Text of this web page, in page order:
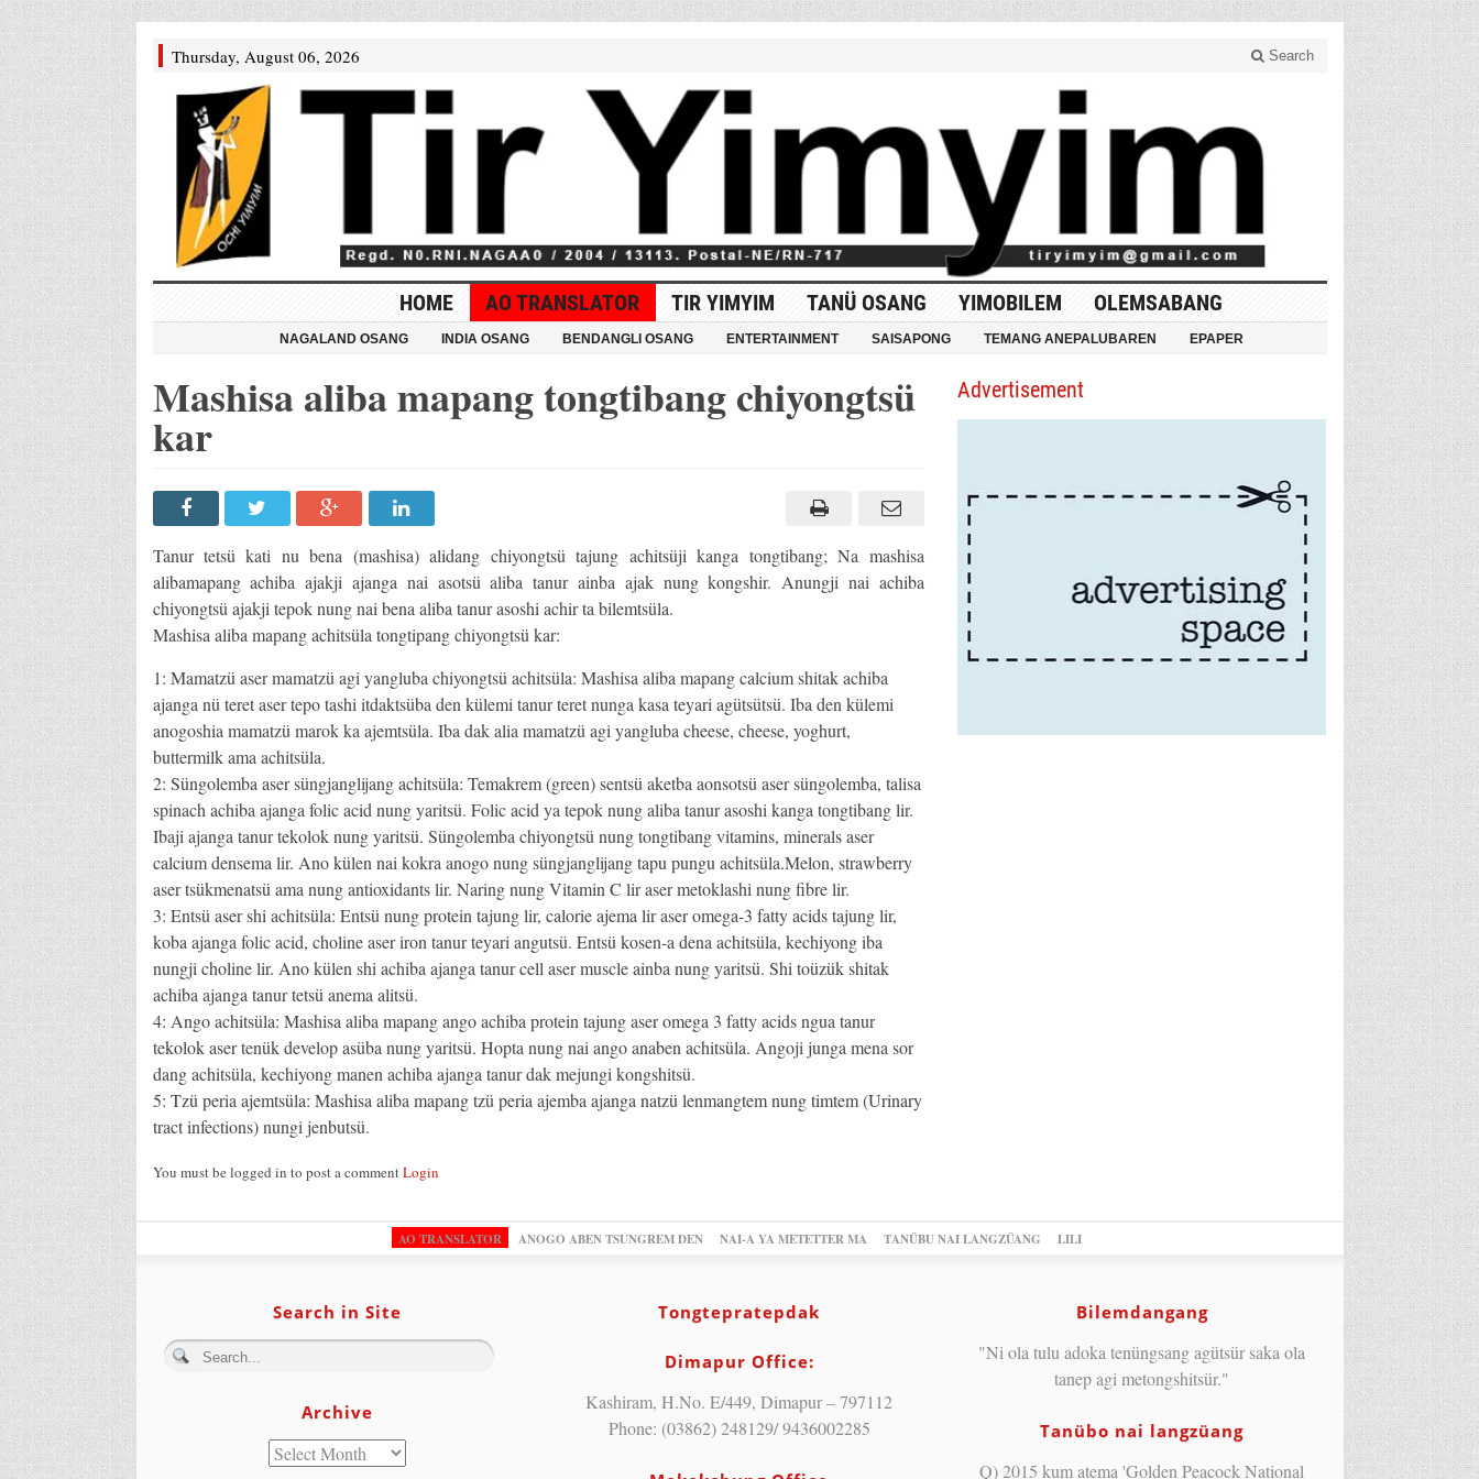
Thursday, August 06, 2026 Search
HOME AO TRANSLATOR TIR YIMYIM TANÜ OSANG YIMOBILEM OLEMSABANG
NAGALAND OSANG INDIA OSANG BENDANGLI OSANG ENTERTAINMENT SAISAPONG TEMANG ANEPALUBAREN EPAPER
Mashisa aliba mapang tongtibang chiyongtsü
kar
Tanur tetsü kati nu bena (mashisa) alidang chiyongtsü tajung achitsüji kanga tongtibang; Na mashisa
alibamapang achiba ajakji ajanga nai asotsü aliba tanur ainba ajak nung kongshir. Anungji nai achiba
chiyongtsü ajakji tepok nung nai bena aliba tanur asoshi achir ta bilemtsüla.
Mashisa aliba mapang achitsüla tongtipang chiyongtsü kar:
1: Mamatzü aser mamatzü agi yangluba chiyongtsü achitsüla: Mashisa aliba mapang calcium shitak achiba
ajanga nü teret aser tepo tashi itdaktsüba den külemi tanur teret nunga kasa teyari agütsütsü. Iba den külemi
anogoshia mamatzü marok ka ajemtsüla. Iba dak alia mamatzü agi yangluba cheese, cheese, yoghurt,
buttermilk ama achitsüla.
2: Süngolemba aser süngjanglijang achitsüla: Temakrem (green) sentsü aketba aonsotsü aser süngolemba, talisa
spinach achiba ajanga folic acid nung yaritsü. Folic acid ya tepok nung aliba tanur asoshi kanga tongtibang lir.
Ibaji ajanga tanur tekolok nung yaritsü. Süngolemba chiyongtsü nung tongtibang vitamins, minerals aser
calcium densema lir. Ano külen nai kokra anogo nung süngjanglijang tapu pungu achitsüla.Melon, strawberry
aser tsükmenatsü ama nung antioxidants lir. Naring nung Vitamin C lir aser metoklashi nung fibre lir.
3: Entsü aser shi achitsüla: Entsü nung protein tajung lir, calorie ajema lir aser omega-3 fatty acids tajung lir,
koba ajanga folic acid, choline aser iron tanur teyari angutsü. Entsü kosen-a dena achitsüla, kechiyong iba
nungji choline lir. Ano külen shi achiba ajanga tanur cell aser muscle ainba nung yaritsü. Shi toüzük shitak
achiba ajanga tanur tetsü anema alitsü.
4: Ango achitsüla: Mashisa aliba mapang ango achiba protein tajung aser omega 3 fatty acids ngua tanur
tekolok aser tenük develop asüba nung yaritsü. Hopta nung nai ango anaben achitsüla. Angoji junga mena sor
dang achitsüla, kechiyong manen achiba ajanga tanur dak mejungi kongshitsü.
5: Tzü peria ajemtsüla: Mashisa aliba mapang tzü peria ajemba ajanga natzü lenmangtem nung timtem (Urinary
tract infections) nungi jenbutsü.
You must be logged in to post a commentLogin
Advertisement
AO TRANSLATOR ANOGO ABEN TSUNGREM DEN NAI-A YA METETTER MA TANÜBU NAI LANGZÜANG LILI
Search in Site
Archive
Tongtepratepdak
Dimapur Office:
Kashiram, H.No. E/449, Dimapur – 797112
Phone: (03862) 248129/ 9436002285
Bilemdangang
"Ni ola tulu adoka tenüngsang agütsür saka ola
tanep agi metongshitsür."
Tanübo nai langzüang
Q) 2015 kum atema 'Golden Peacock National